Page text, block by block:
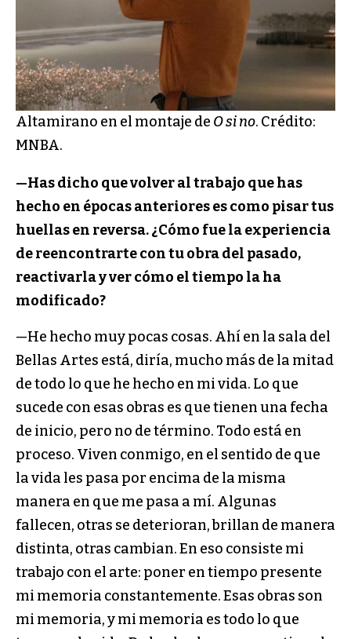
Altamirano en el montaje de O si no. Crédito:
MNBA.
—Has dicho que volver al trabajo que has
hecho en épocas anteriores es como pisar tus
huellas en reversa. ¿Cómo fue la experiencia
de reencontrarte con tu obra del pasado,
reactivarla y ver cómo el tiempo la ha
modificado?
—He hecho muy pocas cosas. Ahí en la sala del
Bellas Artes está, diría, mucho más de la mitad
de todo lo que he hecho en mi vida. Lo que
sucede con esas obras es que tienen una fecha
de inicio, pero no de término. Todo está en
proceso. Viven conmigo, en el sentido de que
la vida les pasa por encima de la misma
manera en que me pasa a mí. Algunas
fallecen, otras se deterioran, brillan de manera
distinta, otras cambian. En eso consiste mi
trabajo con el arte: poner en tiempo presente
mi memoria constantemente. Esas obras son
mi memoria, y mi memoria es todo lo que